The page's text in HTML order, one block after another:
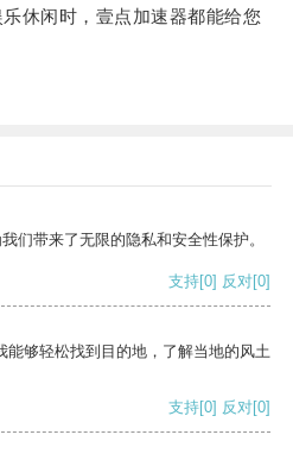
闲时，壹点加速器都能给您
们带来了无限的隐私和安全性保护。
支持[0] 反对[0]
能够轻松找到目的地，了解当地的风土
支持[0] 反对[0]